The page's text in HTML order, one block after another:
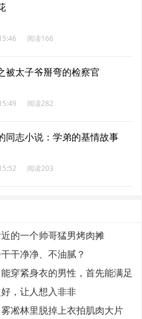
阅读166
被太子爷掰弯的检察官
阅读282
同志小说：学弟的基情故事
阅读203
的一个帅哥猛男烤肉摊
干净净、不油腻？
穿紧身衣的男性，首先能满足
，让人想入非非
凇林里脱掉上衣拍肌肉大片